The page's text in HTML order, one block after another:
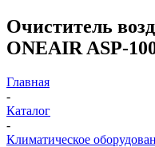
Очиститель
ONEAIR ASP-
Главная
-
Каталог
-
Климатическое